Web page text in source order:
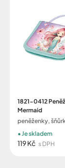
1821-0412
Mermaid
peněženky,
119 Kč s DPH
Je skladem